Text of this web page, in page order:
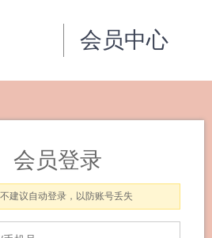
会员中心
会员登录
建议自动登录，以防账号丢失